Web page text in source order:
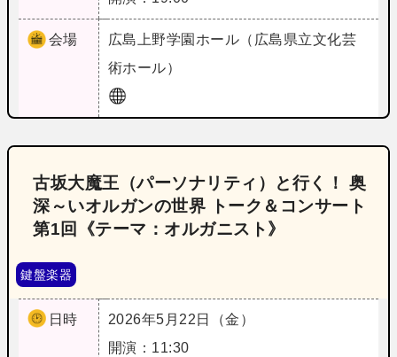
会場 広島 上野学園ホール（広島県立文化芸
術ホール）
古坂大魔王（パーソナリティ）と行く！ 奥
深～いオルガンの世界 トーク＆コンサート
第1回《テーマ：オルガニスト》
鍵盤楽器
日時
2026年5月22日（金）
開演：11:30